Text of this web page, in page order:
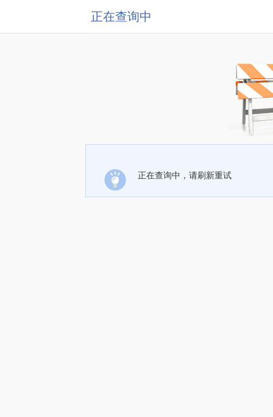
正在查询中
正在查询中，请刷新重试